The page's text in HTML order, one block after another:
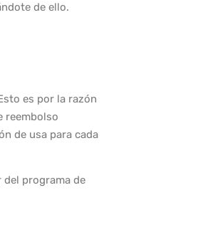
de ello.
es por la razón
reembolso
de usa para cada
programa de